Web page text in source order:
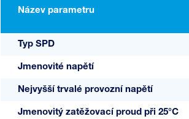
Název parametru
Typ SPD
Jmenovité napětí
Nejvyšší trvalé provozní napětí
Jmenovitý zatěžovací proud při 25°C